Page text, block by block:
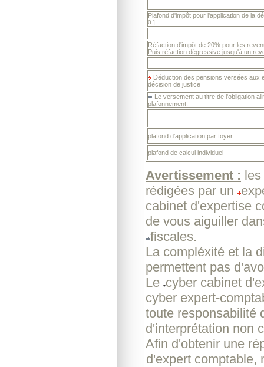
Plafond d'impôt pour l'application de la
0 ]
Réfaction d'impôt de 20% pour les
Puis réfaction dégressive jusqu'à un
Déduction des pensions versées aux
décision de justice
Le versement au titre de l'obligation
plafonnement.
plafond d'application par foyer
plafond de calcul individuel
Avertissement :
rédigées par un
cabinet d'expertise
de vous aiguiller
fiscales.
La compléxité et la
permettent pas
Le cyber cabinet
cyber expert-
toute responsabilité
d'interprétation non
Afin d'obtenir une
d'expert comptable,